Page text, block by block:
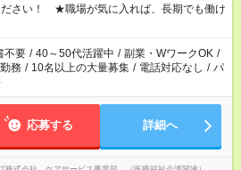
の原則禁止）により、短時間・短期間の就
場合があります
ださい！ ★職場が気に入れば、長期でも働け
不要 / 40～50代活躍中 / 副業・WワークOK /
務 / 10名以上の大量募集 / 電話対応なし / パ
応募する 詳細へ